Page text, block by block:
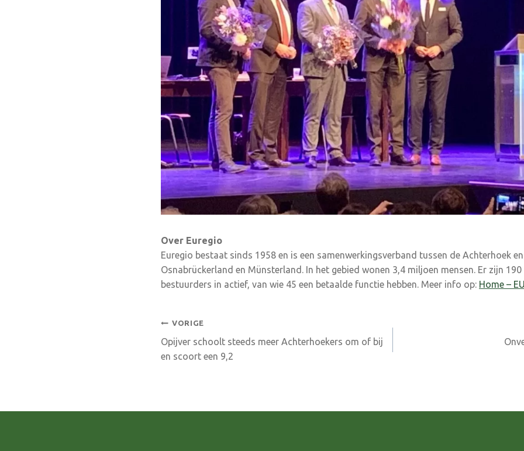
Over Euregio
Euregio bestaat sinds 1958 en is een samenwerkingsverband tussen de Achterhoek
Osnabrückerland en Münsterland. In het gebied wonen 3,4 miljoen mensen. Er zijn
bestuurders in actief, van wie 45 een betaalde functie hebben. Meer info op: Home –
Bericht
navigatie
VORIGE
Opijver schoolt steeds meer Achterhoekers om of bij
en scoort een 9,2